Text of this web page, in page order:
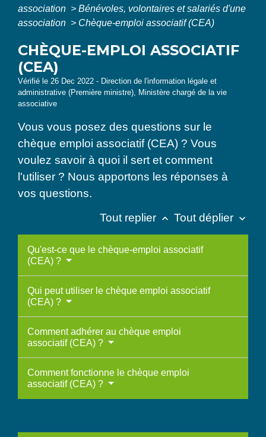
association > Bénévoles, volontaires et salariés d'une
association > Chèque-emploi associatif (CEA)
CHÈQUE-EMPLOI ASSOCIATIF
(CEA)
Vérifié le 26 Dec 2022 - Direction de l'information légale et
administrative (Première ministre), Ministère chargé de la vie
associative
Vous vous posez des questions sur le
chèque emploi associatif (CEA) ? Vous
voulez savoir à quoi il sert et comment
l'utiliser ? Nous apportons les réponses à
vos questions.
Tout replier keyboard_arrow_up Tout déplier keyboard_arrow_down
Qu'est-ce que le chèque-emploi associatif
(CEA) ?
Qui peut utiliser le chèque emploi associatif
(CEA) ?
Comment adhérer au chèque emploi
associatif (CEA) ?
Comment fonctionne le chèque emploi
associatif (CEA) ?